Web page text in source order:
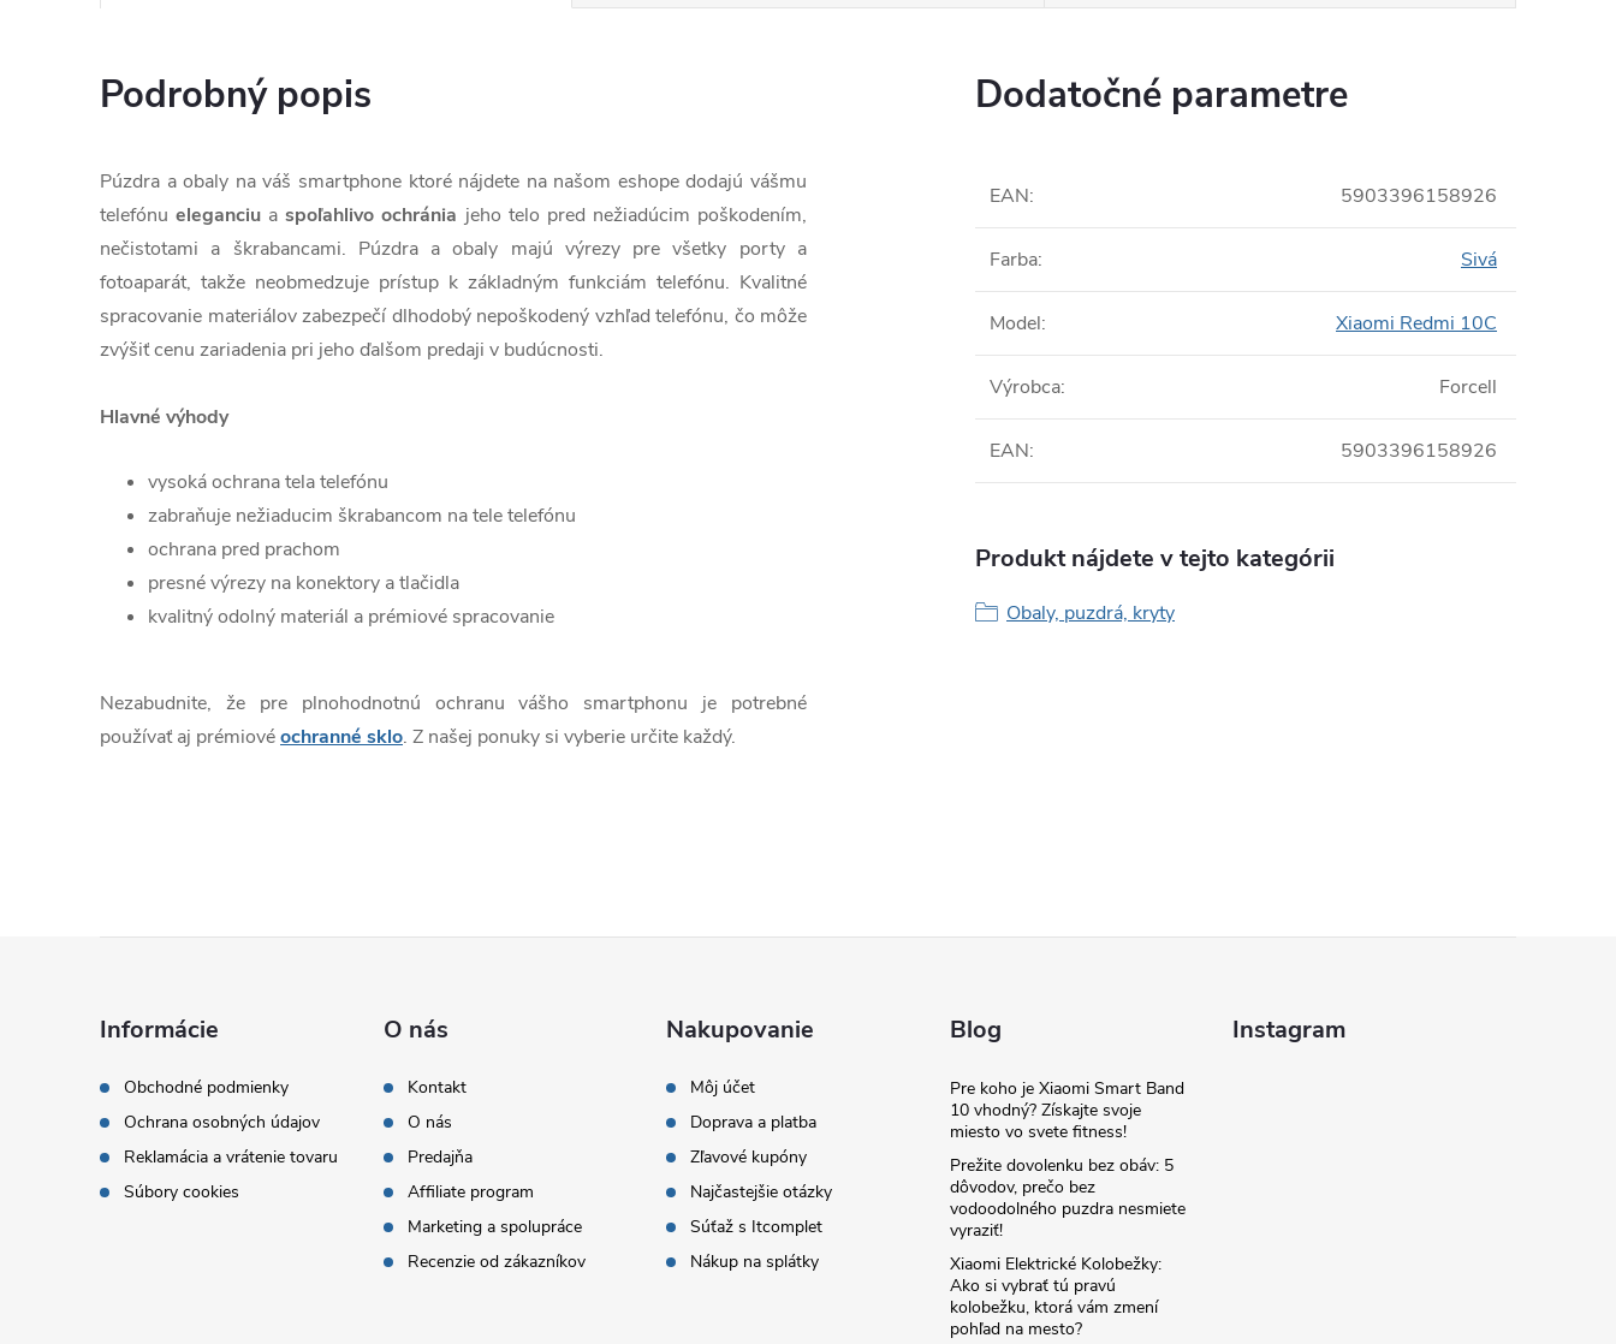
Podrobný popis
Púzdra a obaly na váš smartphone ktoré nájdete na našom eshope dodajú vášmu
telefónueleganciu aspoľahlivo ochránia jeho telo pred nežiadúcim poškodením,
nečistotami a škrabancami. Púzdra a obaly majú výrezy pre všetky porty a
fotoaparát, takže neobmedzuje prístup k základným funkciám telefónu. Kvalitné
spracovanie materiálov zabezpečí dlhodobý nepoškodený vzhľad telefónu, čo môže
zvýšiť cenu zariadenia pri jeho ďalšom predaji v budúcnosti.
Hlavné výhody
vysoká ochrana tela telefónu
zabraňuje nežiaducim škrabancom na tele telefónu
ochrana pred prachom
presné výrezy na konektory a tlačidla
kvalitný odolný materiál a prémiové spracovanie
Nezabudnite, že pre plnohodnotnú ochranu vášho smartphonu je potrebné
používať aj prémiovéochranné sklo. Z našej ponuky si vyberie určite každý.
Dodatočné parametre
EAN: 5903396158926
Farba: Sivá
Model: Xiaomi Redmi 10C
Výrobca: Forcell
EAN: 5903396158926
Produkt nájdete v tejto kategórii
Obaly, puzdrá, kryty
Informácie
Obchodné podmienky
Ochrana osobných údajov
Reklamácia a vrátenie tovaru
Súbory cookies
O nás
Kontakt
O nás
Predajňa
Affiliate program
Marketing a spolupráce
Recenzie od zákazníkov
Nakupovanie
Môj účet
Doprava a platba
Zľavové kupóny
Najčastejšie otázky
Súťaž s Itcomplet
Nákup na splátky
Blog
Pre koho je Xiaomi Smart Band
10 vhodný? Získajte svoje
miesto vo svete fitness!
Prežite dovolenku bez obáv: 5
dôvodov, prečo bez
vodoodolného puzdra nesmiete
vyraziť!
Xiaomi Elektrické Kolobežky:
Ako si vybrať tú pravú
kolobežku, ktorá vám zmení
pohľad na mesto?
Instagram